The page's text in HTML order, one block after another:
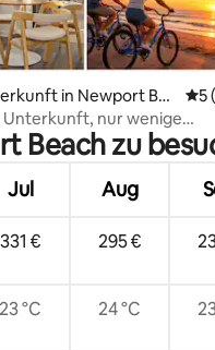
4,96 von 5, 51
in Newport Bea
5
Unterkunft, nur wenige
Strand und der Bucht
und Parkplatz
Beach zu
Jul Aug
331 € 295 €
23 °C 24 °C